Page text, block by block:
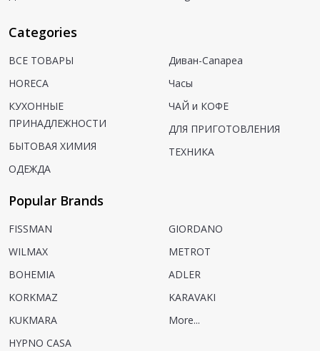
Categories
ВСЕ ТОВАРЫ
HORECA
КУХОННЫЕ
ПРИНАДЛЕЖНОСТИ
БЫТОВАЯ ХИМИЯ
ОДЕЖДА
Диван-Canapea
Часы
ЧАЙ и КОФЕ
ДЛЯ ПРИГОТОВЛЕНИЯ
ТЕХНИКА
Popular Brands
FISSMAN
WILMAX
BOHEMIA
KORKMAZ
KUKMARA
HYPNO CASA
GIORDANO
METROT
ADLER
KARAVAKI
More...